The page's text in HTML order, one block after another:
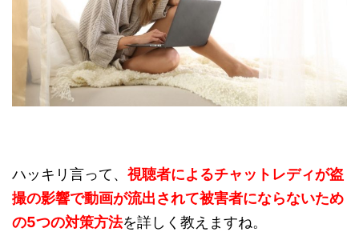
ハッキリ言って、 視聴者によるチャットレディが盗
撮の影響で動画が流出されて被害者にならないため
の5つの対策方法を詳しく教えますね。